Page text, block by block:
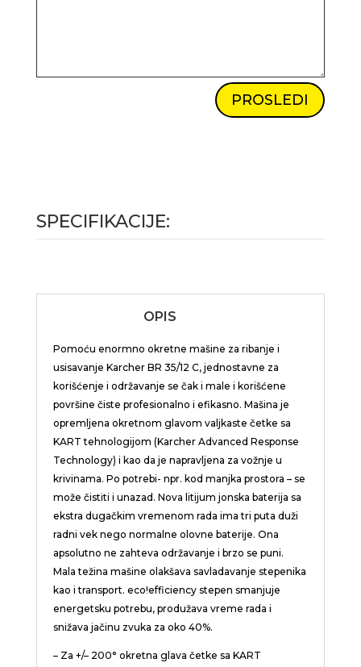
PROSLEDI
SPECIFIKACIJE:
OPIS
Pomoću enormno okretne mašine za ribanje i
usisavanje Karcher BR 35/12 C, jednostavne za
korišćenje i održavanje se čak i male i korišćene
površine čiste profesionalno i efikasno. Mašina je
opremljena okretnom glavom valjkaste četke sa
KART tehnologijom (Karcher Advanced Response
Technology) i kao da je napravljena za vožnje u
krivinama. Po potrebi- npr. kod manjka prostora – se
može čistiti i unazad. Nova litijum jonska baterija sa
ekstra dugačkim vremenom rada ima tri puta duži
radni vek nego normalne olovne baterije. Ona
apsolutno ne zahteva održavanje i brzo se puni.
Mala težina mašine olakšava savladavanje stepenika
kao i transport. eco!efficiencystepen smanjuje
energetsku potrebu, produžava vreme rada i
snižava jačinu zvuka za oko 40%.
– Za +/– 200° okretna glava četke sa KART